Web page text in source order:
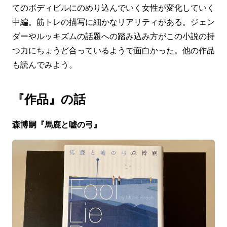
てのボディビルにのめり込んでいく女性が変化していく
中編。筋トレの描写に細かなリアリティがある。ジェン
ダーやルッキズムの話題への踏み込み方がこの小説の持
つ力にちょうど合っているようで面白かった。他の作品
も読んでみよう。
『作品』の話
森博嗣『馬鹿と嘘の弓』